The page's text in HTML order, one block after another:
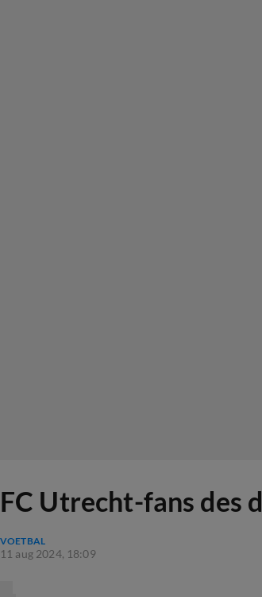
FC Utrecht-fans des
VOETBAL
11 aug 2024, 18:09